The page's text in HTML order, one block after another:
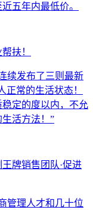
五年内最低价。
扶！
续发布了三则最新
正常的生活状态！
定的度以内，不允
活方法！”
牌销售团队·促进
管理人才和几十位